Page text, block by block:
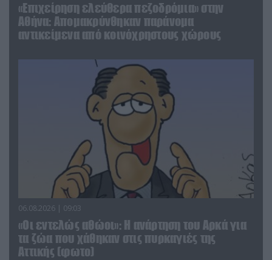
«Επιχείρηση ελεύθερα πεζοδρόμια» στην
Αθήνα: Απομακρύνθηκαν παράνομα
αντικείμενα από κοινόχρηστους χώρους
06.08.2026 | 09:03
«Οι εντελώς αθώοι»: Η ανάρτηση του Αρκά για
τα ζώα που χάθηκαν στις πυρκαγιές της
Αττικής (φωτο)